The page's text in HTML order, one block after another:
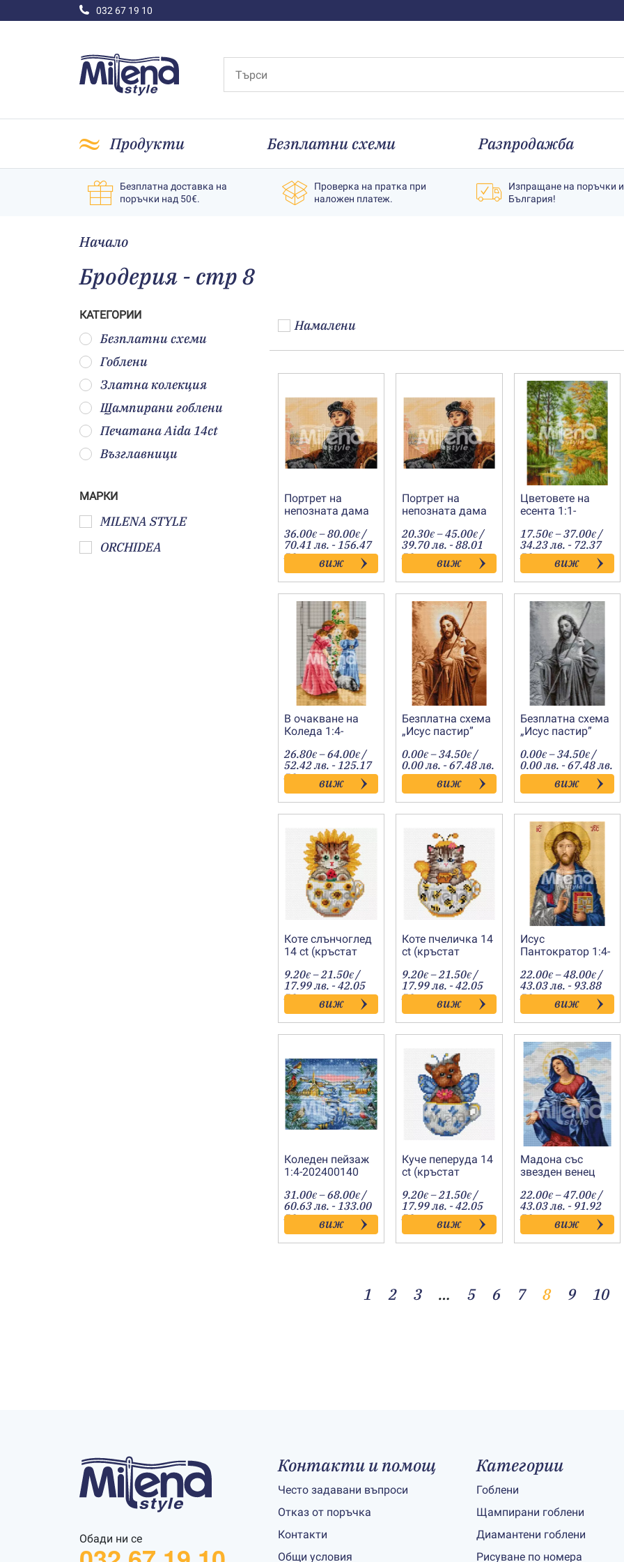
032 67 19 10
Продукти Безплатни схеми Разпродажба
Безплатна доставка на
поръчки над 50€.
Проверка на пратка при
наложен платеж.
Изпращане на поръчки
България!
Начало
Бродерия - стр 8
КАТЕГОРИИ
Безплатни схеми
Гоблени
Златна колекция
Щампирани гоблени
Печатана Aida 14ct
Възглавници
МАРКИ
MILENA STYLE
ORCHIDEA
Намалени
Портрет на
непозната дама
36.00€ –80.00€Price
range:
36.00€
through
80.00€
/
70.41 лв. - 156.47
лв. виж
Портрет на
непозната дама
20.30€ –45.00€Price
range:
20.30€
through
45.00€
/
39.70 лв. - 88.01
лв. виж
Цветовете на
есента 1:1-
17.50€ –37.00€Price
range:
17.50€
37.00€
/
34.23 лв. - 72.37
лв. виж
В очакване на
Коледа 1:4-
26.80€ –64.00€Price
range:
26.80€
through
64.00€
/
52.42 лв. - 125.17
лв. виж
Безплатна схема
„Исус пастир”
0.00€ –34.50€Price
range:
0.00€
through
34.50€
/
0.00 лв. - 67.48 лв.
виж
Безплатна схема
„Исус пастир”
0.00€ –34.50€Price
range:
0.00€
through
34.50€
/
0.00 лв. - 67.48 лв.
виж
Коте слънчоглед
14 ct (кръстат
9.20€ –21.50€Price
range:
9.20€
through
21.50€
/
17.99 лв. - 42.05
лв. виж
Коте пчеличка 14
ct (кръстат
9.20€ –21.50€Price
range:
9.20€
through
21.50€
/
17.99 лв. - 42.05
лв. виж
Исус
Пантократор 1:4-
22.00€ –48.00€Price
range:
22.00€
48.00€
/
43.03 лв. - 93.88
лв. виж
Коледен пейзаж
1:4-202400140
31.00€ –68.00€Price
range:
31.00€
through
68.00€
/
60.63 лв. - 133.00
лв. виж
Куче пеперуда 14
ct (кръстат
9.20€ –21.50€Price
range:
9.20€
through
21.50€
/
17.99 лв. - 42.05
лв. виж
Мадона със
звезден венец
22.00€ –47.00€Price
range:
22.00€
47.00€
/
43.03 лв. - 91.92
лв. виж
1 2 3 … 5 6 7 8 9 10
Обади ни се
Контакти и помощ
Често задавани въпроси
Отказ от поръчка
Контакти
Общи условия
Категории
Гоблени
Щампирани гоблени
Диамантени гоблени
Рисуване по номера